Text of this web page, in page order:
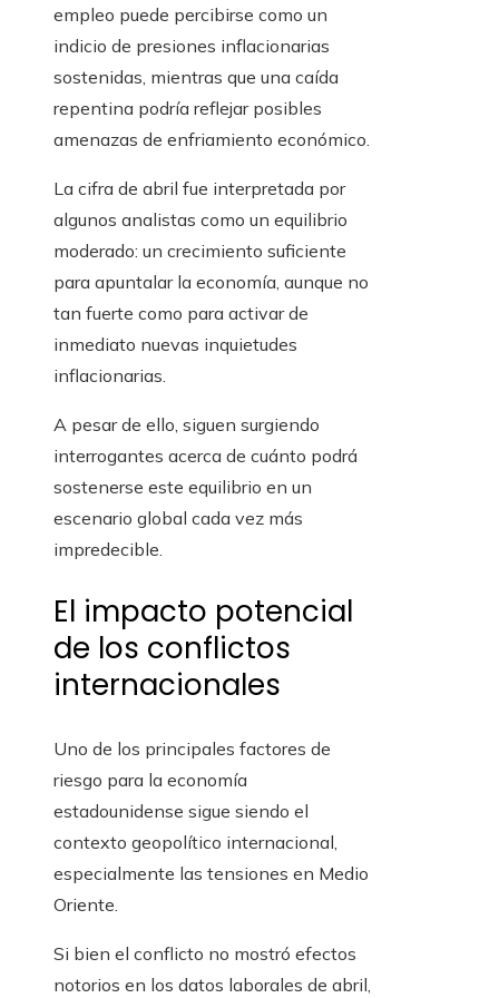
empleo puede percibirse como un
indicio de presiones inflacionarias
sostenidas, mientras que una caída
repentina podría reflejar posibles
amenazas de enfriamiento económico.
La cifra de abril fue interpretada por
algunos analistas como un equilibrio
moderado: un crecimiento suficiente
para apuntalar la economía, aunque no
tan fuerte como para activar de
inmediato nuevas inquietudes
inflacionarias.
A pesar de ello, siguen surgiendo
interrogantes acerca de cuánto podrá
sostenerse este equilibrio en un
escenario global cada vez más
impredecible.
El impacto potencial
de los conflictos
internacionales
Uno de los principales factores de
riesgo para la economía
estadounidense sigue siendo el
contexto geopolítico internacional,
especialmente las tensiones en Medio
Oriente.
Si bien el conflicto no mostró efectos
notorios en los datos laborales de abril,